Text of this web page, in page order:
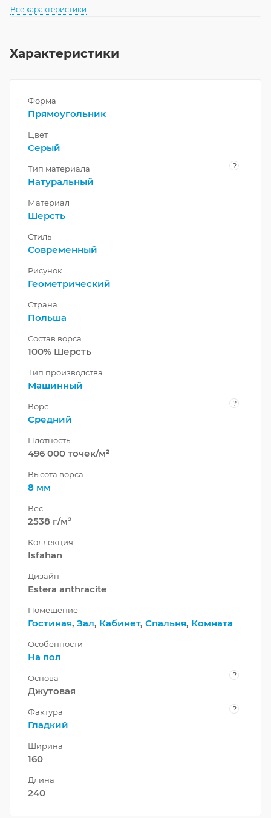
Все характеристики
Характеристики
Форма
Прямоугольник
Цвет
Серый
Тип материала ?
Натуральный
Материал
Шерсть
Стиль
Современный
Рисунок
Геометрический
Страна
Польша
Состав ворса
100% Шерсть
Тип производства
Машинный
Ворс ?
Средний
Плотность
496 000 точек/м²
Высота ворса
8 мм
Вес
2538 г/м²
Коллекция
Isfahan
Дизайн
Estera anthracite
Помещение
Гостиная, Зал, Кабинет, Спальня, Комната
Особенности
На пол
Основа ?
Джутовая
Фактура ?
Гладкий
Ширина
160
Длина
240